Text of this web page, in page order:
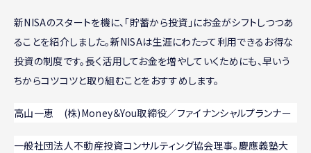
新NISAのスタートを機に、「貯蓄から投資」にお金がシフトしつつあ
ることを紹介しました。新NISAは生涯にわたって利用できるお得な
投資の制度です。長く活用してお金を増やしていくためにも、早いう
ちからコツコツと取り組むことをおすすめします。
高山一恵 (株)Money＆You取締役／ファイナンシャルプランナー
一般社団法人不動産投資コンサルティング協会理事。慶應義塾大